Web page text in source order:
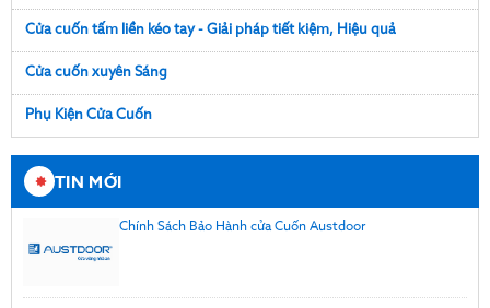
Cửa cuốn tấm liền kéo tay - Giải pháp tiết kiệm, Hiệu quả
Cửa cuốn xuyên Sáng
Phụ Kiện Cửa Cuốn
TIN MỚI
Chính Sách Bảo Hành cửa Cuốn Austdoor